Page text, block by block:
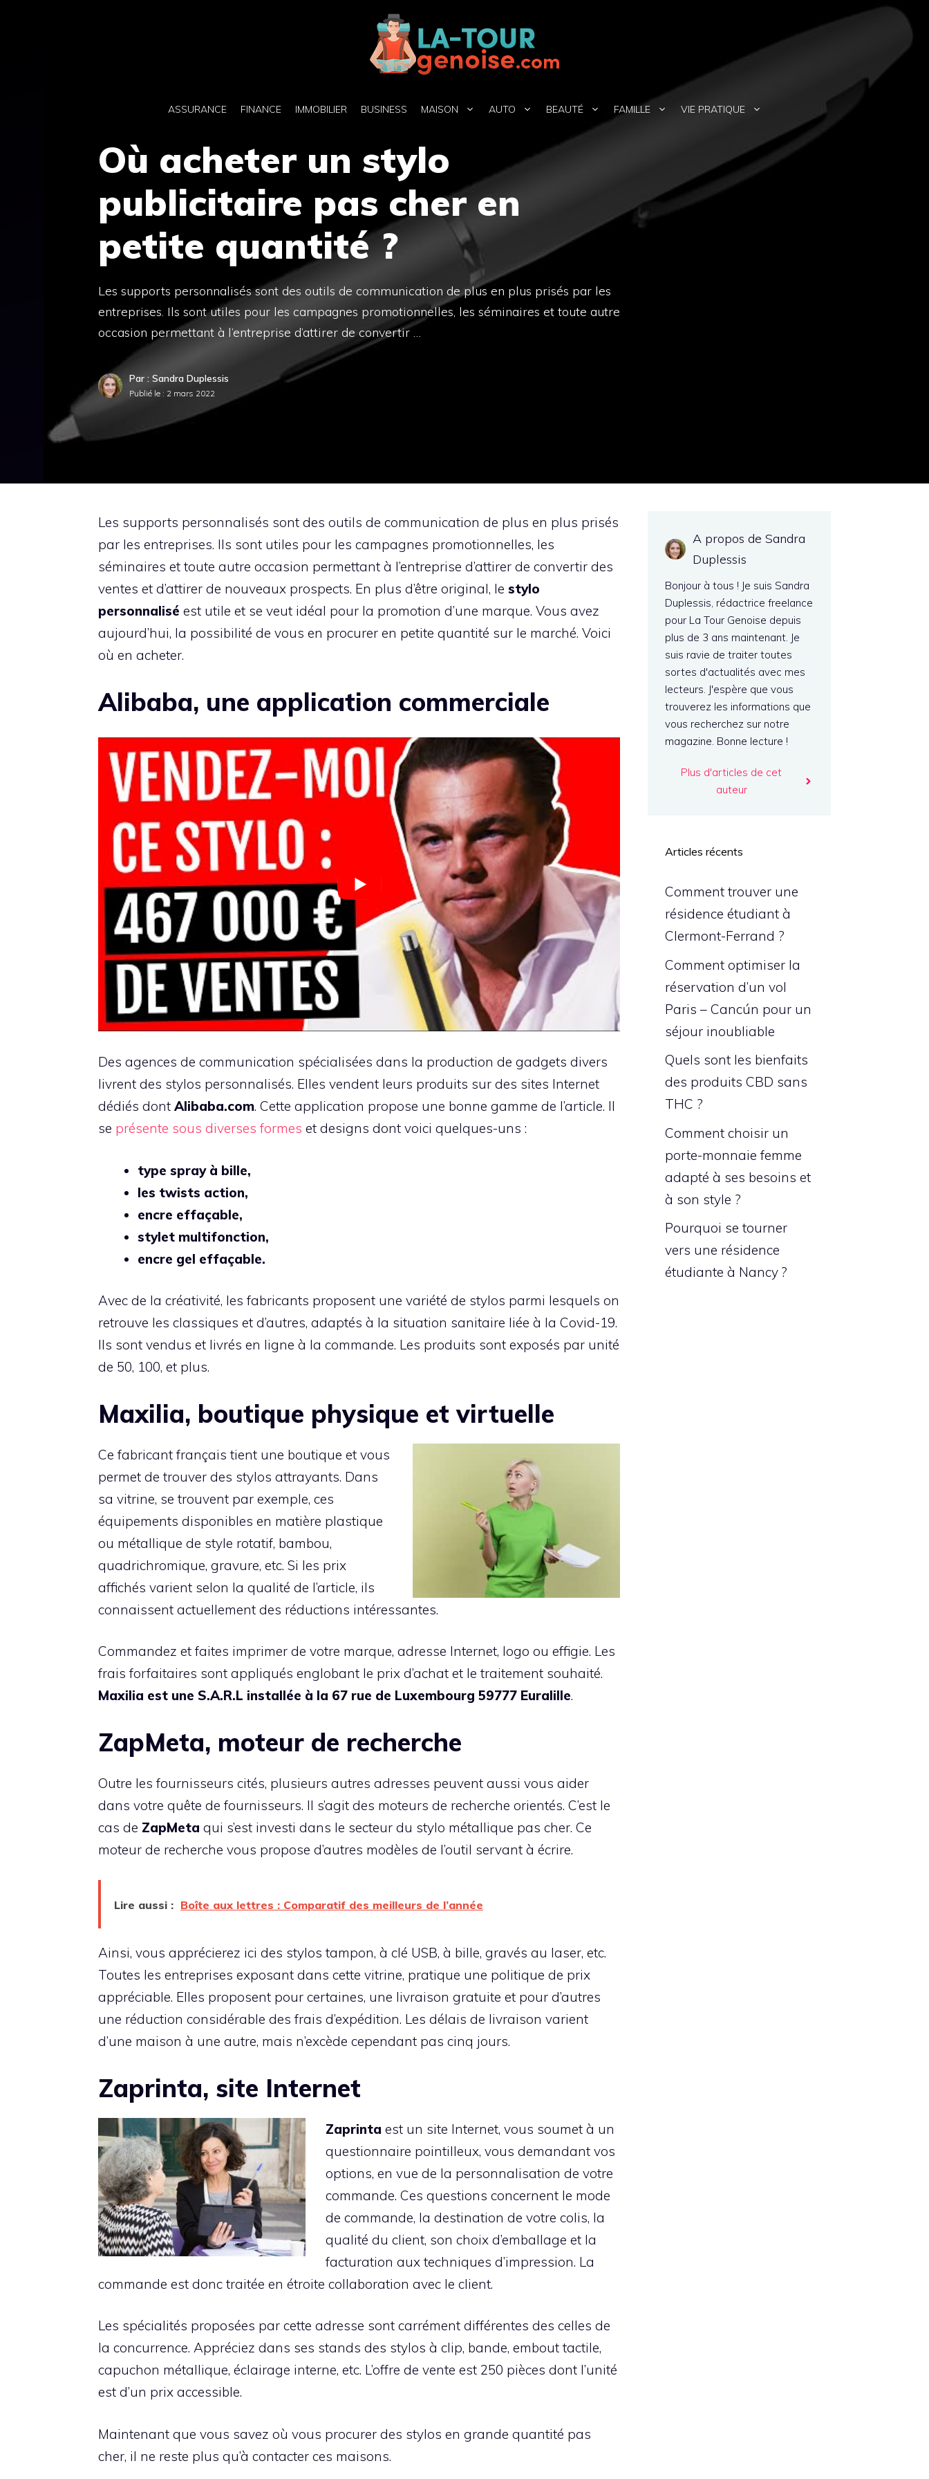
ASSURANCE FINANCE IMMOBILIER BUSINESS MAISON AUTO BEAUTÉ FAMILLE VIE PRATIQUE
Où acheter un stylo
publicitaire pas cher en
petite quantité ?
Les supports personnalisés sont des outils de communication de plus en plus prisés par les
entreprises. Ils sont utiles pour les campagnes promotionnelles, les séminaires et toute autre
occasion permettant à l’entreprise d’attirer de convertir …
Par : Sandra Duplessis
Publié le : 2 mars 2022
Les supports personnalisés sont des outils de communication de plus en plus prisés
par les entreprises. Ils sont utiles pour les campagnes promotionnelles, les
séminaires et toute autre occasion permettant à l’entreprise d’attirer de convertir des
ventes et d’attirer de nouveaux prospects. En plus d’être original, le stylo
personnalisé est utile et se veut idéal pour la promotion d’une marque. Vous avez
aujourd’hui, la possibilité de vous en procurer en petite quantité sur le marché. Voici
où en acheter.
Alibaba, une application commerciale
Des agences de communication spécialisées dans la production de gadgets divers
livrent des stylos personnalisés. Elles vendent leurs produits sur des sites Internet
dédiés dont Alibaba.com. Cette application propose une bonne gamme de l’article. Il
se présente sous diverses formes et designs dont voici quelques-uns :
type spray à bille,
les twists action,
encre effaçable,
stylet multifonction,
encre gel effaçable.
Avec de la créativité, les fabricants proposent une variété de stylos parmi lesquels on
retrouve les classiques et d’autres, adaptés à la situation sanitaire liée à la Covid-19.
Ils sont vendus et livrés en ligne à la commande. Les produits sont exposés par unité
de 50, 100, et plus.
Maxilia, boutique physique et virtuelle
Ce fabricant français tient une boutique et vous
permet de trouver des stylos attrayants. Dans
sa vitrine, se trouvent par exemple, ces
équipements disponibles en matière plastique
ou métallique de style rotatif, bambou,
quadrichromique, gravure, etc. Si les prix
affichés varient selon la qualité de l’article, ils
connaissent actuellement des réductions intéressantes.
Commandez et faites imprimer de votre marque, adresse Internet, logo ou effigie. Les
frais forfaitaires sont appliqués englobant le prix d’achat et le traitement souhaité.
Maxilia est une S.A.R.L installée à la 67 rue de Luxembourg 59777 Euralille.
ZapMeta, moteur de recherche
Outre les fournisseurs cités, plusieurs autres adresses peuvent aussi vous aider
dans votre quête de fournisseurs. Il s’agit des moteurs de recherche orientés. C’est le
cas de ZapMeta qui s’est investi dans le secteur du stylo métallique pas cher. Ce
moteur de recherche vous propose d’autres modèles de l’outil servant à écrire.
Lire aussi : Boîte aux lettres : Comparatif des meilleurs de l’année
Ainsi, vous apprécierez ici des stylos tampon, à clé USB, à bille, gravés au laser, etc.
Toutes les entreprises exposant dans cette vitrine, pratique une politique de prix
appréciable. Elles proposent pour certaines, une livraison gratuite et pour d’autres
une réduction considérable des frais d’expédition. Les délais de livraison varient
d’une maison à une autre, mais n’excède cependant pas cinq jours.
Zaprinta, site Internet
Zaprinta est un site Internet, vous soumet à un
questionnaire pointilleux, vous demandant vos
options, en vue de la personnalisation de votre
commande. Ces questions concernent le mode
de commande, la destination de votre colis, la
qualité du client, son choix d’emballage et la
facturation aux techniques d’impression. La
commande est donc traitée en étroite collaboration avec le client.
Les spécialités proposées par cette adresse sont carrément différentes des celles de
la concurrence. Appréciez dans ses stands des stylos à clip, bande, embout tactile,
capuchon métallique, éclairage interne, etc. L’offre de vente est 250 pièces dont l’unité
est d’un prix accessible.
Maintenant que vous savez où vous procurer des stylos en grande quantité pas
cher, il ne reste plus qu’à contacter ces maisons.
A propos de Sandra
Duplessis
Bonjour à tous ! Je suis Sandra
Duplessis, rédactrice freelance
pour La Tour Genoise depuis
plus de 3 ans maintenant. Je
suis ravie de traiter toutes
sortes d'actualités avec mes
lecteurs. J'espère que vous
trouverez les informations que
vous recherchez sur notre
magazine. Bonne lecture !
Plus d'articles de cet
auteur
Articles récents
Comment trouver une
résidence étudiant à
Clermont-Ferrand ?
Comment optimiser la
réservation d’un vol
Paris – Cancún pour un
séjour inoubliable
Quels sont les bienfaits
des produits CBD sans
THC ?
Comment choisir un
porte-monnaie femme
adapté à ses besoins et
à son style ?
Pourquoi se tourner
vers une résidence
étudiante à Nancy ?